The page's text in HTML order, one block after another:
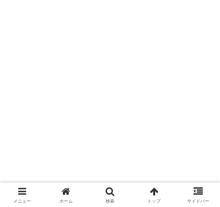
メニュー ホーム 検索 トップ サイドバー